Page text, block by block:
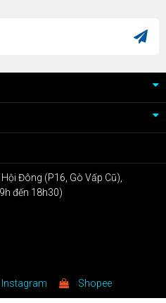
Đông (P16, Gò Vấp Cũ),
đến 18h30)
Instagram Shopee